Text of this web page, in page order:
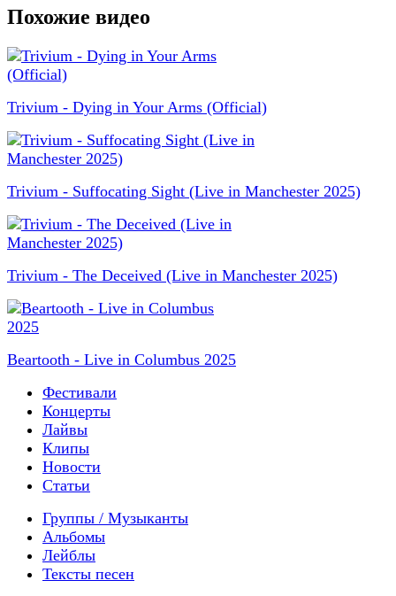
Похожие видео
Trivium - Dying in Your Arms (Official)
Trivium - Suffocating Sight (Live in Manchester 2025)
Trivium - The Deceived (Live in Manchester 2025)
Beartooth - Live in Columbus 2025
Фестивали
Концерты
Лайвы
Клипы
Новости
Статьи
Группы / Музыканты
Альбомы
Лейблы
Тексты песен